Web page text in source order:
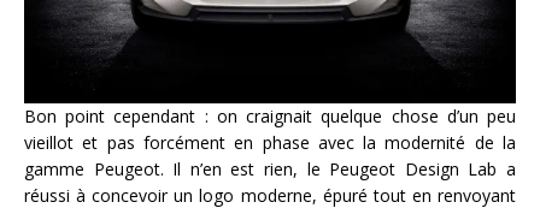
Bon point cependant : on craignait quelque chose d’un peu
vieillot et pas forcément en phase avec la modernité de la
gamme Peugeot. Il n’en est rien, le Peugeot Design Lab a
réussi à concevoir un logo moderne, épuré tout en renvoyant